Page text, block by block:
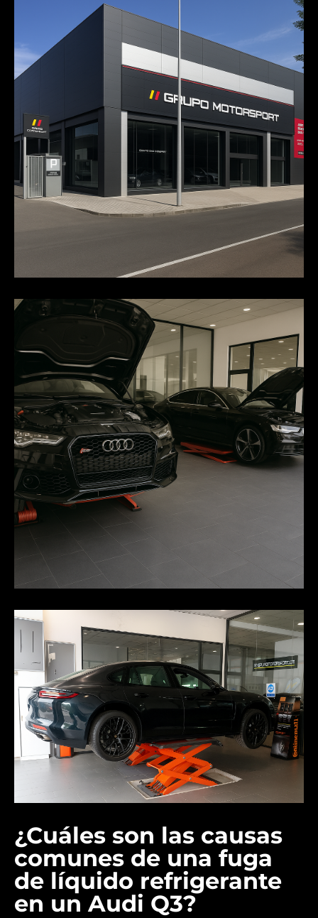
¿Cuáles son las causas
comunes de una fuga
de líquido refrigerante
en un Audi Q3?